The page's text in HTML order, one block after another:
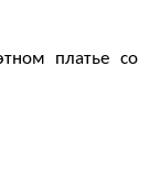
платье со